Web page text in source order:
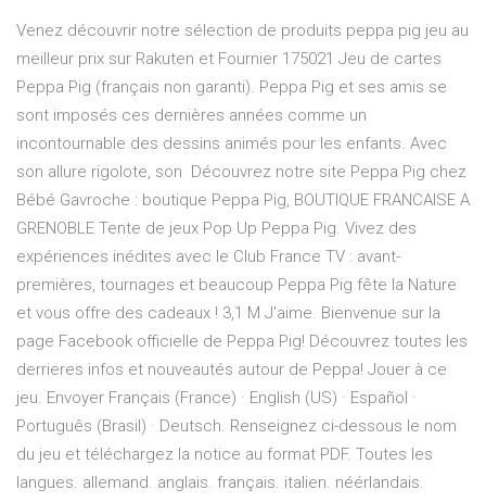
Venez découvrir notre sélection de produits peppa pig jeu au
meilleur prix sur Rakuten et Fournier 175021 Jeu de cartes
Peppa Pig (français non garanti). Peppa Pig et ses amis se
sont imposés ces dernières années comme un
incontournable des dessins animés pour les enfants. Avec
son allure rigolote, son Découvrez notre site Peppa Pig chez
Bébé Gavroche : boutique Peppa Pig, BOUTIQUE FRANCAISE A
GRENOBLE Tente de jeux Pop Up Peppa Pig. Vivez des
expériences inédites avec le Club France TV : avant-
premières, tournages et beaucoup Peppa Pig fête la Nature
et vous offre des cadeaux ! 3,1 M J'aime. Bienvenue sur la
page Facebook officielle de Peppa Pig! Découvrez toutes les
derrieres infos et nouveautés autour de Peppa! Jouer à ce
jeu. Envoyer Français (France) · English (US) · Español ·
Português (Brasil) · Deutsch. Renseignez ci-dessous le nom
du jeu et téléchargez la notice au format PDF. Toutes les
langues. allemand. anglais. français. italien. néérlandais.